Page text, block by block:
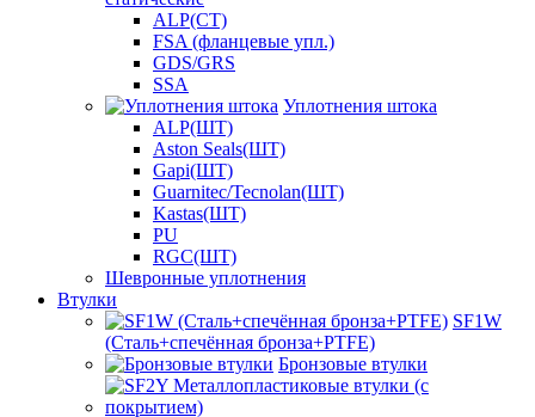
ALP(СТ)
FSA (фланцевые упл.)
GDS/GRS
SSA
Уплотнения штока
ALP(ШТ)
Aston Seals(ШТ)
Gapi(ШТ)
Guarnitec/Tecnolan(ШТ)
Kastas(ШТ)
PU
RGC(ШТ)
Шевронные уплотнения
Втулки
SF1W
(Сталь+спечённая бронза+PTFE)
Бронзовые втулки